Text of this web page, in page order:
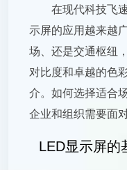
在现代科技飞
示屏的应用越来越
场、还是交通枢纽
对比度和卓越的色
介。如何选择适合
企业和组织需要面
LED显示屏的